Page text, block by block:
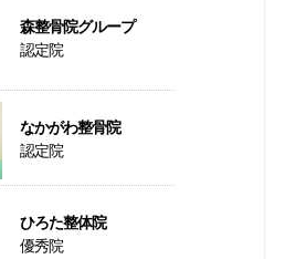
森整骨院グループ
認定院
なかがわ整骨院
認定院
ひろた整体院
優秀院